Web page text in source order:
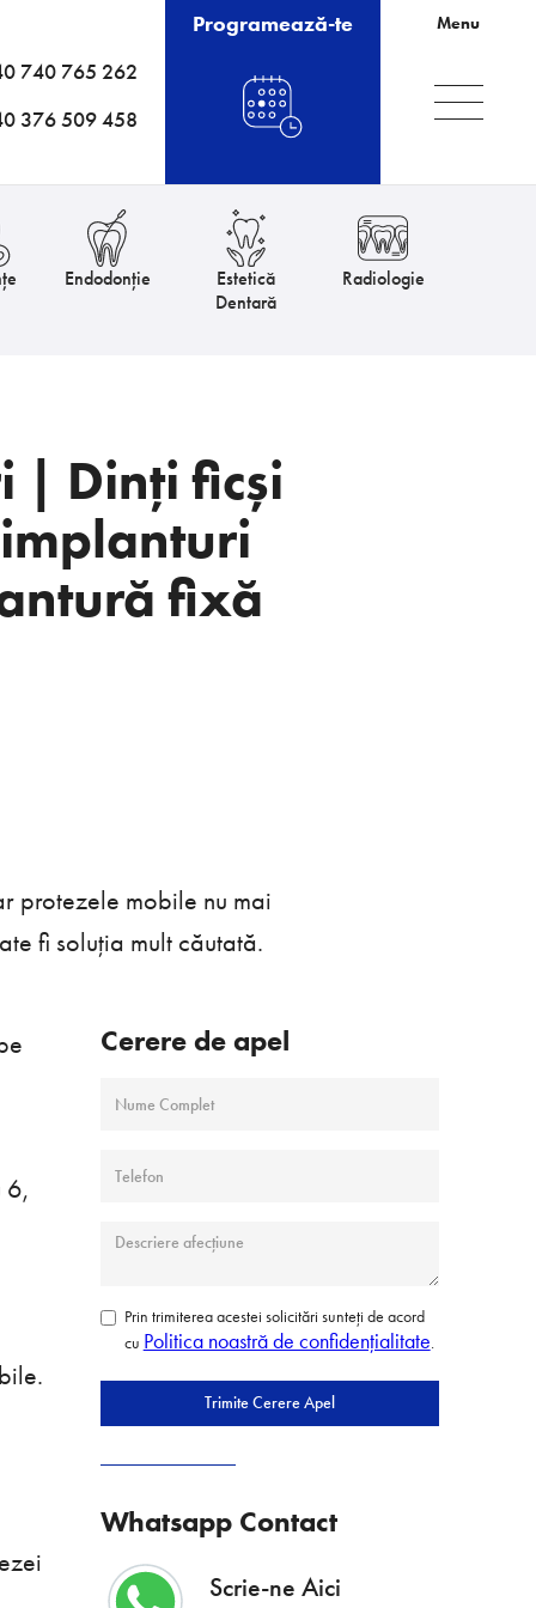
740 765 262
376 509 458
Programează-te Menu
Endodonție
Estetică
Dentară
Radiologie
| Dinți ficși
fixă
protezele mobile nu mai
fi soluția mult căutată.
6,
Cerere de apel
Prin trimiterea acestei solicitări sunteți de acord
cu Politica noastră de confidențialitate.
Whatsapp Contact
Scrie-ne Aici